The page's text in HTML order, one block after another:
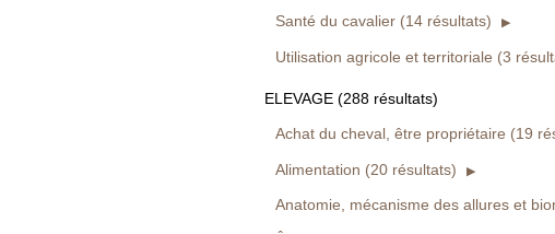
Santé du cavalier (14 résultats)
Utilisation agricole et territoriale (3
ELEVAGE (288 résultats)
Achat du cheval, être propriétaire (19
Alimentation (20 résultats)
Anatomie, mécanisme des allures et